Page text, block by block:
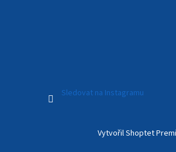
Sledovat na Instagramu
Vytvořil Shoptet